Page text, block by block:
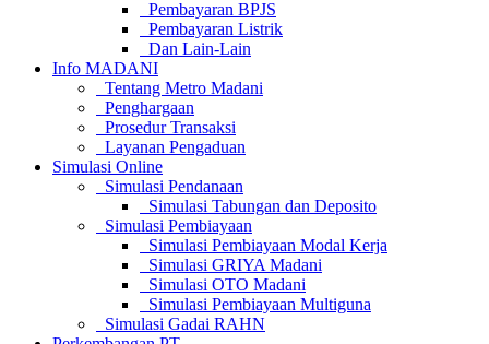
Pembayaran BPJS
Pembayaran Listrik
Dan Lain-Lain
Info MADANI
Tentang Metro Madani
Penghargaan
Prosedur Transaksi
Layanan Pengaduan
Simulasi Online
Simulasi Pendanaan
Simulasi Tabungan dan Deposito
Simulasi Pembiayaan
Simulasi Pembiayaan Modal Kerja
Simulasi GRIYA Madani
Simulasi OTO Madani
Simulasi Pembiayaan Multiguna
Simulasi Gadai RAHN